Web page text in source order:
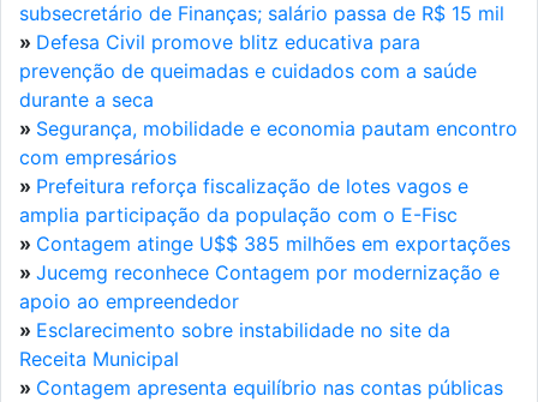
subsecretário de Finanças; salário passa de R$ 15 mil
» Defesa Civil promove blitz educativa para
prevenção de queimadas e cuidados com a saúde
durante a seca
» Segurança, mobilidade e economia pautam encontro
com empresários
» Prefeitura reforça fiscalização de lotes vagos e
amplia participação da população com o E-Fisc
» Contagem atinge U$$ 385 milhões em exportações
» Jucemg reconhece Contagem por modernização e
apoio ao empreendedor
» Esclarecimento sobre instabilidade no site da
Receita Municipal
» Contagem apresenta equilíbrio nas contas públicas